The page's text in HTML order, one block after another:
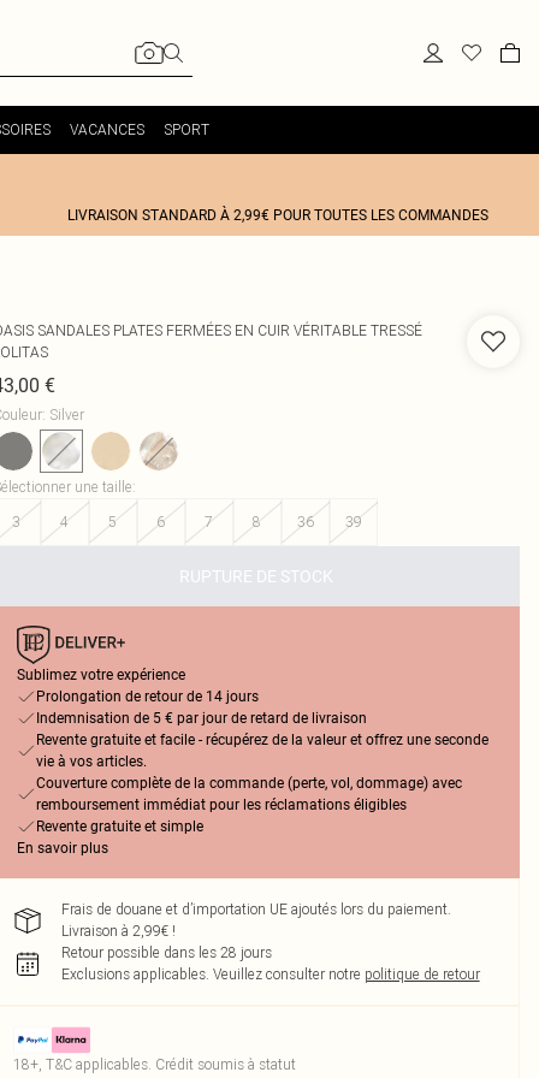
VACANCES SPORT
LIVRAISON STANDARD À 2,99€ POUR TOUTES LES COMMANDES
SANDALES PLATES FERMÉES EN CUIR VÉRITABLE TRESSÉ
€
: Silver
une taille:
3
4 5 6 7 8 36 39
RUPTURE DE STOCK
Sublimez votre expérience
Prolongation de retour de 14 jours
Indemnisation de 5 € par jour de retard de livraison
Revente gratuite et facile - récupérez de la valeur et offrez une seconde
vie à vos articles.
Couverture complète de la commande (perte, vol, dommage) avec
remboursement immédiat pour les réclamations éligibles
Revente gratuite et simple
En savoir plus
Frais de douane et d’importation UE ajoutés lors du paiement.
Livraison à 2,99€ !
Retour possible dans les 28 jours
Exclusions applicables. Veuillez consulter notre politique de retour
18+, T&C applicables. Crédit soumis à statut